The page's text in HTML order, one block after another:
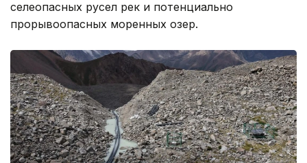
селеопасных русел рек и потенциально
прорывоопасных моренных озер.